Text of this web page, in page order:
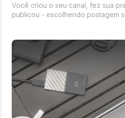
Você criou o seu canal, fez sua
publicou - escolhendo postagem
que te ajudarão nessa fase ...